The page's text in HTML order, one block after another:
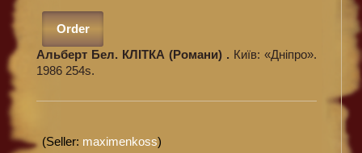
Order
Альберт Бел. КЛІТКА (Романи) . Київ: «Дніпро».
1986 254s.
(Seller: maximenkoss)